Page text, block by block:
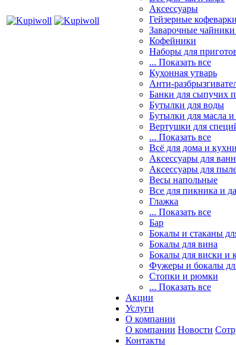
Аксессуары
Гейзерные кофеварки
Заварочные
Кофейники
Наборы для
... Показать все
Кухонная утварь
Анти-
Банки для сыпучих
Бутылки для воды
Бутылки для масла и
Вертушки для
... Показать все
Всё для дома и кухни
Аксессуары для
Аксессуары для
Весы напольные
Все для пикника и
Глажка
... Показать все
Бар
Бокалы и стаканы
Бокалы для вина
Бокалы для виски и
Фужеры и бокалы
Стопки и рюмки
... Показать все
Акции
Услуги
О компании
О компании Новости
Контакты